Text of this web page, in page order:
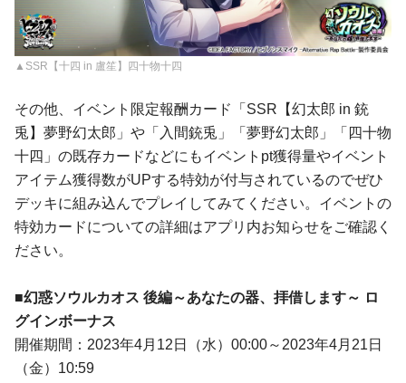
▲SSR【十四 in 盧笙】四十物十四
その他、イベント限定報酬カード「SSR【幻太郎 in 銃
兎】夢野幻太郎」や「入間銃兎」「夢野幻太郎」「四十物
十四」の既存カードなどにもイベントpt獲得量やイベント
アイテム獲得数がUPする特効が付与されているのでぜひ
デッキに組み込んでプレイしてみてください。イベントの
特効カードについての詳細はアプリ内お知らせをご確認く
ださい。
■幻惑ソウルカオス 後編～あなたの器、拝借します～ ロ
グインボーナス
開催期間：2023年4月12日（水）00:00～2023年4月21日
（金）10:59